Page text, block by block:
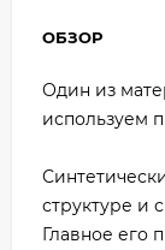
ОБЗОР
Один из
используем
структуре и
Главное его